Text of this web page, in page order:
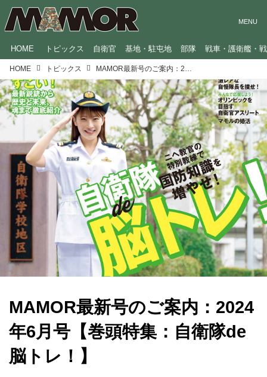
HOME トピックス 自衛官 基地・駐屯地 部隊 戦車・護衛艦・
HOME トピックス
MAMOR最新号のご案内：2024
年6月号【巻頭特集：自衛隊de
脳トレ！】